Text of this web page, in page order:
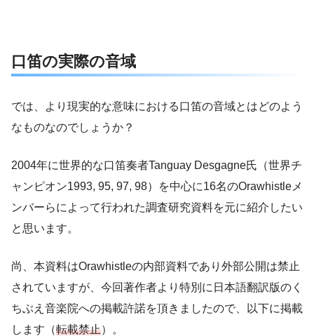
口笛の実際の音域
では、より現実的な意味における口笛の音域とはどのよう
なものなのでしょうか？
2004年に世界的な口笛奏者Tanguay Desgagne氏（世界チ
ャンピオン1993, 95, 97, 98）を中心に16名のOrawhistleメ
ンバーらによって行われた調査研究資料を元に紹介したい
と思います。
尚、本資料はOrawhistleの内部資料であり外部公開は禁止
されていますが、今回著作者より特別に日本語翻訳版のく
ちぶえ音楽院への掲載許諾を頂きましたので、以下に掲載
します（転載禁止）。